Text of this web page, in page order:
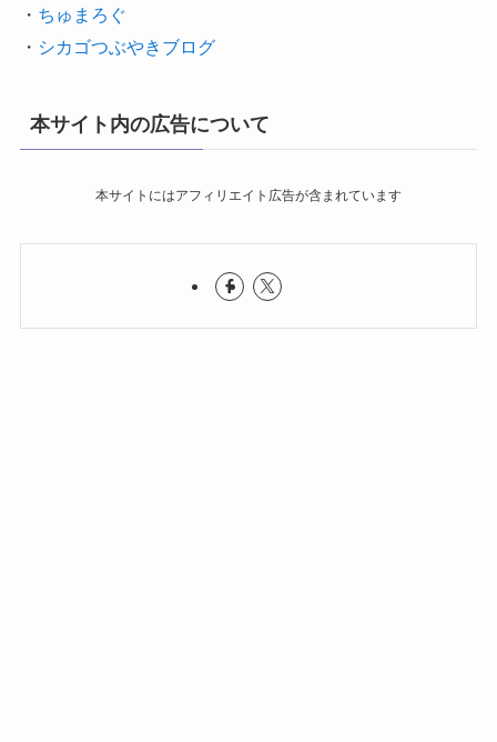
・ ちゅまろぐ
・ シカゴつぶやきブログ
本サイト内の広告について
本サイトにはアフィリエイト広告が含まれています